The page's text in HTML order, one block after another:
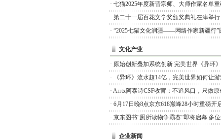
· 七猫2025年度新晋宗师、大师作家名单
· 第二十一届百花文学奖颁奖典礼在津举行
· “2025七猫文化润疆——网络作家新疆行”
文化产业
· 原始创新叠加系统创新 完美世界《异环
·
《异环》流水超14亿，完美世界如何让游
· Arrtx阿泰诗CSF收官：不追风口，只做原
· 6月17日晚8点京东618巅峰28小时重磅开
· 京东图书“厕所读物争霸赛”即将启幕 多
企业新闻